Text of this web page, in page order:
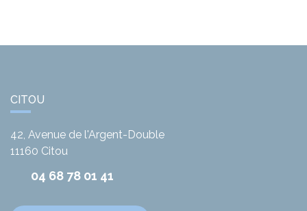
CITOU
42, Avenue de l'Argent-Double
11160 Citou
04 68 78 01 41